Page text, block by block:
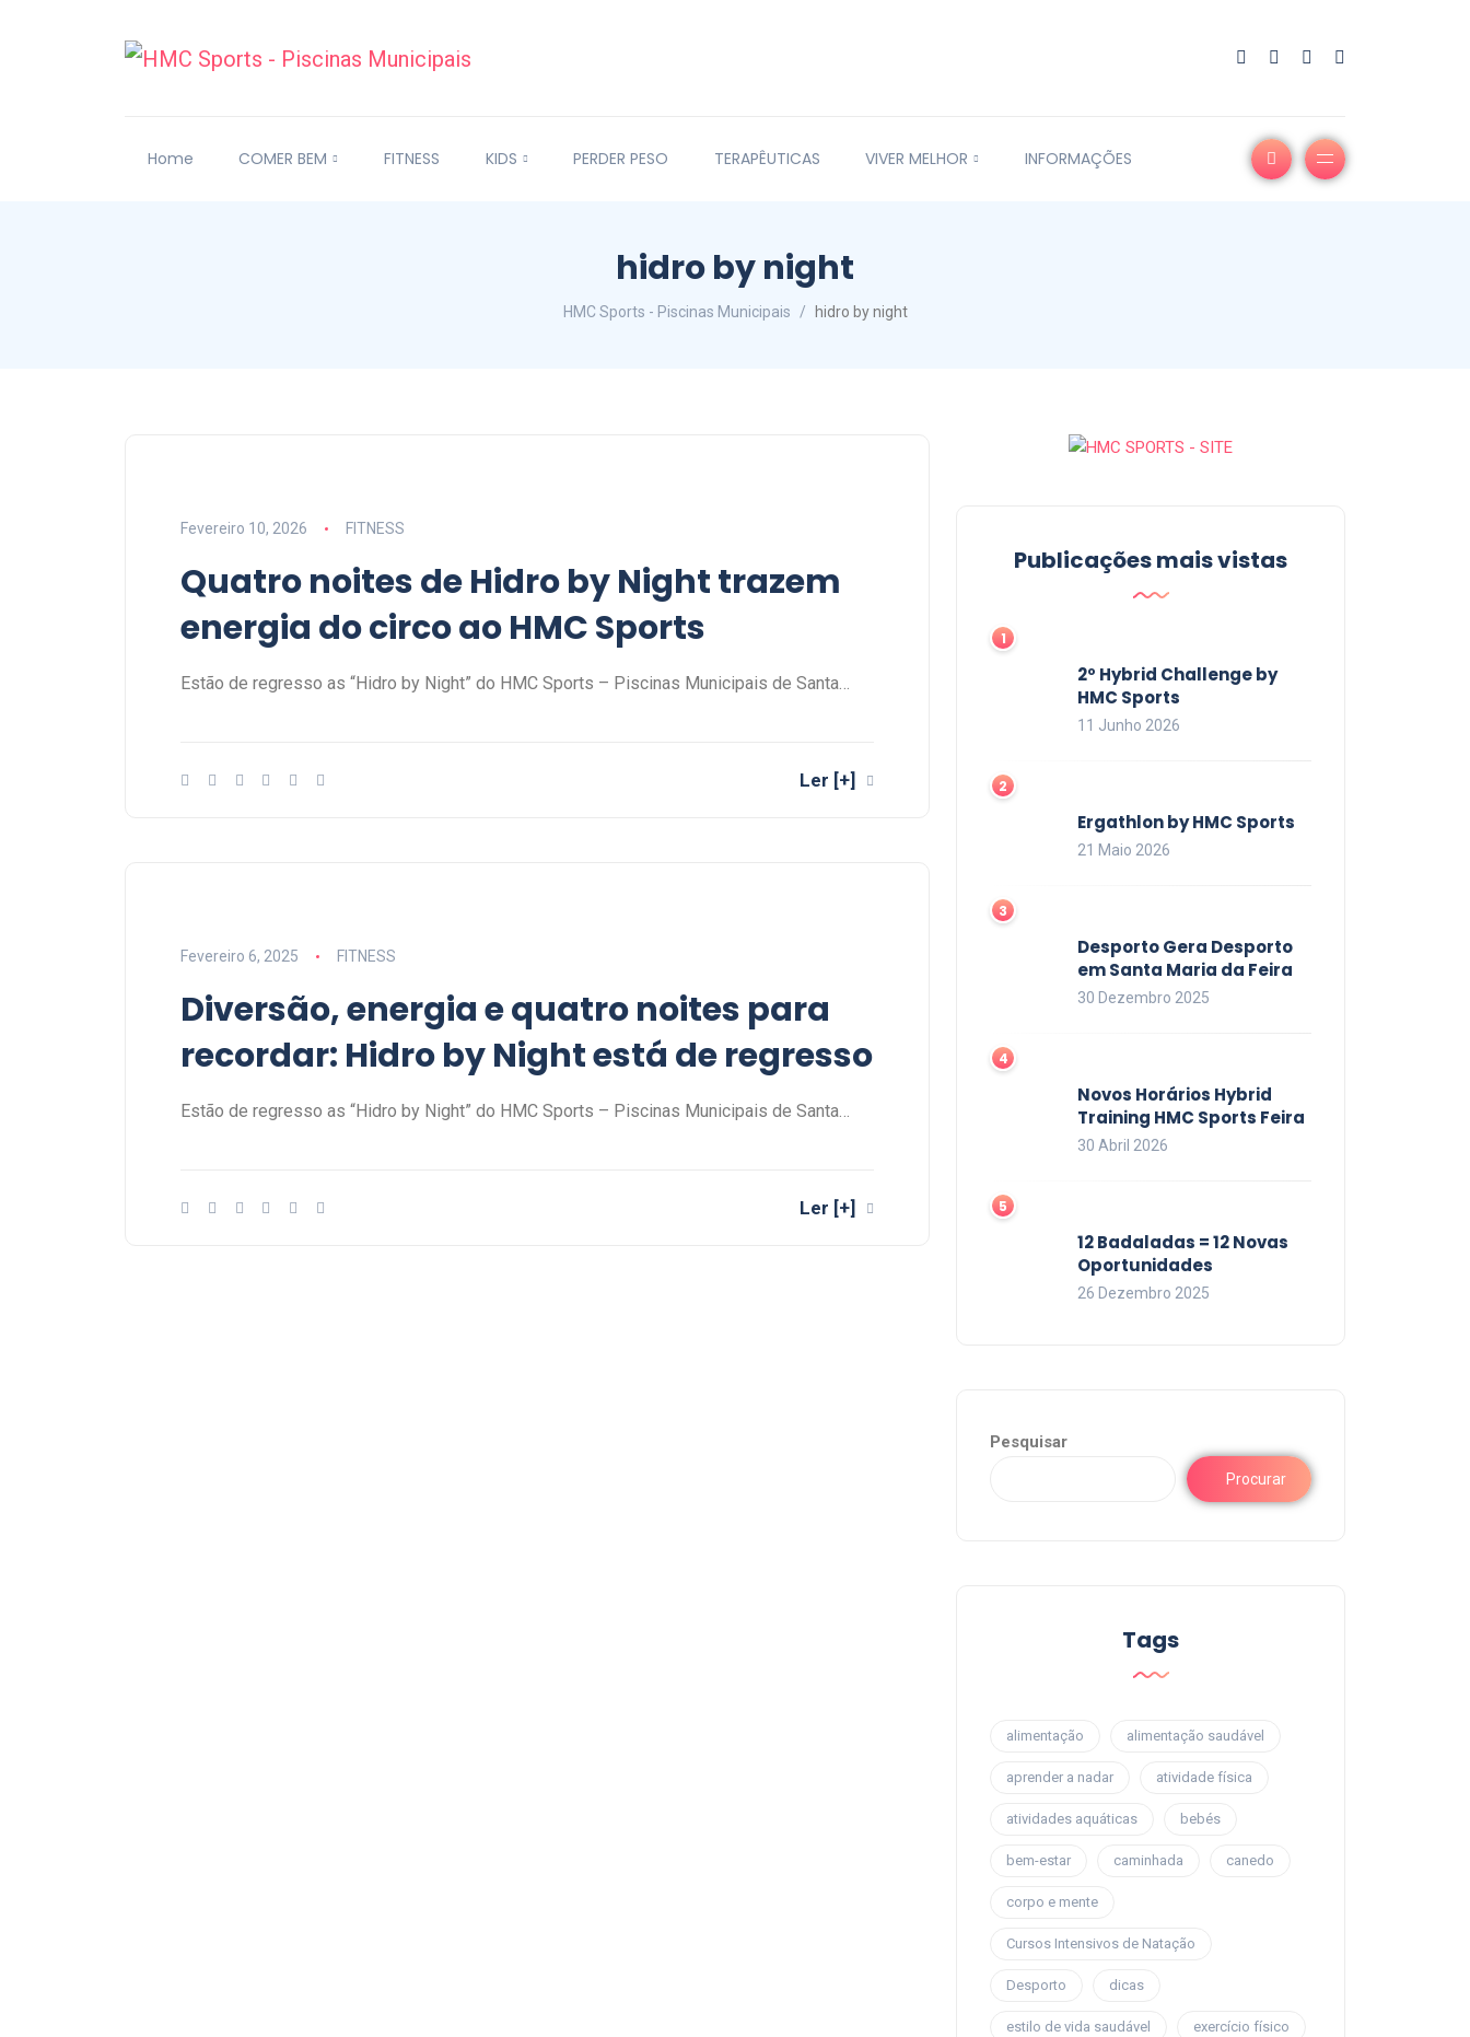
Home COMER BEM FITNESS KIDS PERDER PESO TERAPÊUTICAS VIVER MELHOR INFORMAÇÕES
hidro by night
HMC Sports - Piscinas Municipais hidro by night
Fevereiro 10, 2026 FITNESS
Quatro noites de Hidro by Night trazem
energia do circo ao HMC Sports
Estão de regresso as “Hidro by Night” do HMC Sports – Piscinas Municipais de Santa…
Ler [+]
Fevereiro 6, 2025 FITNESS
Diversão, energia e quatro noites para
recordar: Hidro by Night está de regresso
Estão de regresso as “Hidro by Night” do HMC Sports – Piscinas Municipais de Santa…
Ler [+]
Publicações mais vistas
2º Hybrid Challenge by
HMC Sports
11 Junho 2026
Ergathlon by HMC Sports
21 Maio 2026
Desporto Gera Desporto
em Santa Maria da Feira
30 Dezembro 2025
Novos Horários Hybrid
Training HMC Sports Feira
30 Abril 2026
12 Badaladas = 12 Novas
Oportunidades
26 Dezembro 2025
Pesquisar
Procurar
Tags
alimentação alimentação saudável
aprender a nadar atividade física
atividades aquáticas bebés
bem-estar caminhada canedo
corpo e mente
Cursos Intensivos de Natação
Desporto dicas
estilo de vida saudável exercício físico